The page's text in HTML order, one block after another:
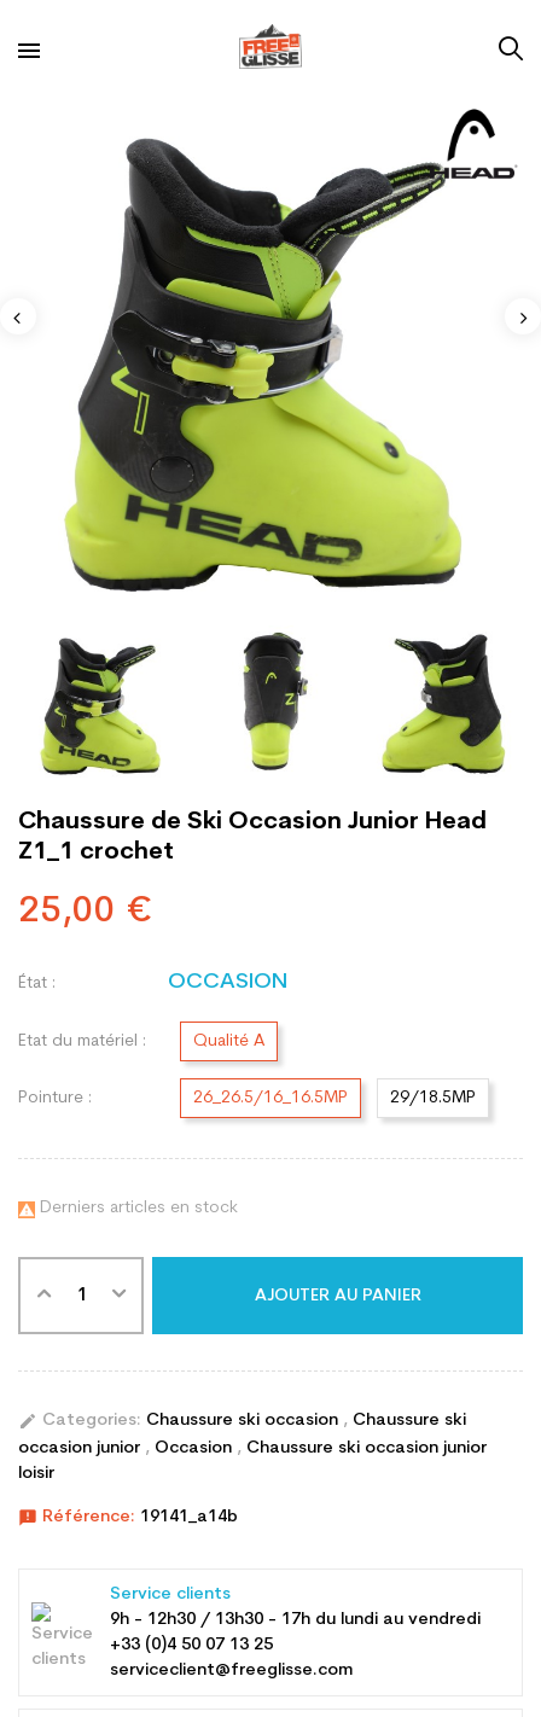
Chaussure de Ski Occasion Junior Head
Z1_1 crochet
25,00 €
État : OCCASION
Etat du matériel : Qualité A
Pointure : 26_26.5/16_16.5MP 29/18.5MP
 Derniers articles en stock
AJOUTER AU PANIER
edit Categories: Chaussure ski occasion , Chaussure ski
occasion junior , Occasion , Chaussure ski occasion junior
loisir
announcement Référence: 19141_a14b
Service clients
9h - 12h30 / 13h30 - 17h du lundi au vendredi
+33 (0)4 50 07 13 25
serviceclient@freeglisse.com